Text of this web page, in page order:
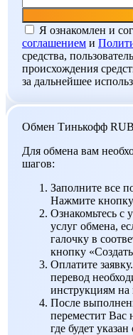
Я ознакомлен и
соглашением и
средства,
происхождения
за дальнейшее
Обмен Тинькофф
Для обмена вам
шагов:
Заполните все
Нажмите
Ознакомьтесь с
услуг обмена,
галочку в
кнопку
Оплатите
перевод
инструкциям на
После
переместит Вас
где будет